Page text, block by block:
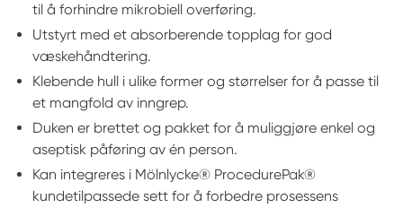
til å forhindre mikrobiell overføring.
Utstyrt med et absorberende topplag for god
væskehåndtering.
Klebende hull i ulike former og størrelser for å passe til
et mangfold av inngrep.
Duken er brettet og pakket for å muliggjøre enkel og
aseptisk påføring av én person.
Kan integreres i Mölnlycke® ProcedurePak®
kundetilpassede sett for å forbedre prosessens